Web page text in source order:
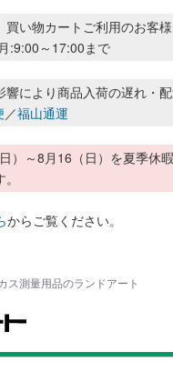
買い物カートご利用のお客
:9:00～17:00まで
により商品入荷の遅れ・
／福山通運
）～8月16（日）を夏季休
からご覧ください。
量用品のランドアート